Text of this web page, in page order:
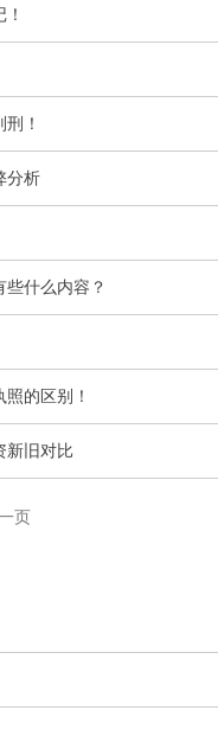
！
分析
什么内容？
的区别！
新旧对比
页